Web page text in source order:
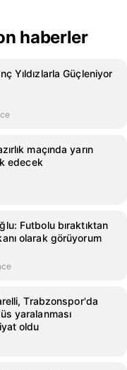
haberler
Yıldızlarla Güçleniyor
maçında yarın
edecek
Futbolu bıraktıktan
olarak görüyorum
Trabzonspor'da
yaralanması
oldu